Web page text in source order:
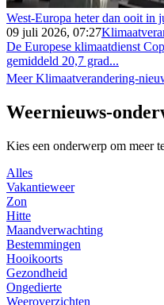
West-Europa heter dan ooit in
09 juli 2026, 07:27
De Europese klimaatdienst
gemiddeld 20,7 grad...
Meer Klimaatverandering-
Weernieuws-
Kies een onderwerp om meer
Alles
Vakantieweer
Zon
Hitte
Maandverwachting
Bestemmingen
Hooikoorts
Gezondheid
Ongedierte
Weeroverzichten